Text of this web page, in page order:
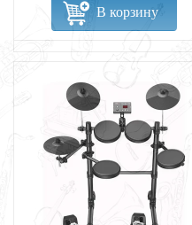
В корзину